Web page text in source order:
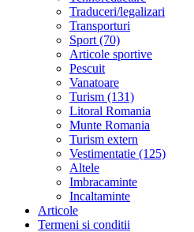
Traduceri/legalizari
Transporturi
Sport (70)
Articole sportive
Pescuit
Vanatoare
Turism (131)
Litoral Romania
Munte Romania
Turism extern
Vestimentatie (125)
Altele
Imbracaminte
Incaltaminte
Articole
Termeni si conditii